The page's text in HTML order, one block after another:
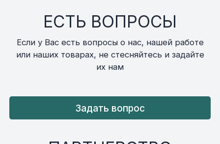
ЕСТЬ ВОПРОСЫ
Если у Вас есть вопросы о нас, нашей работе
или наших товарах, не стесняйтесь и задайте
их нам
Задать вопрос